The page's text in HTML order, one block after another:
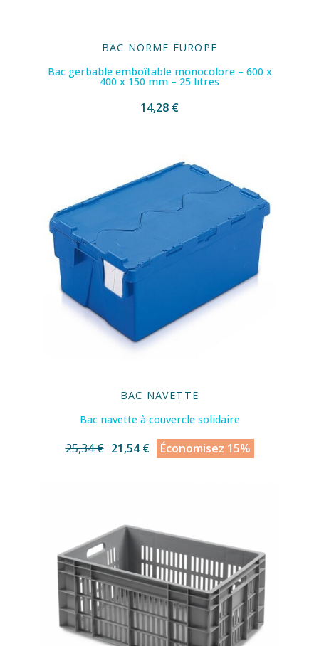
BAC NORME EUROPE
Bac gerbable emboîtable monocolore – 600 x
400 x 150 mm – 25 litres
14,28 €
BAC NAVETTE
Bac navette à couvercle solidaire
25,34 € 21,54 € Économisez 15%